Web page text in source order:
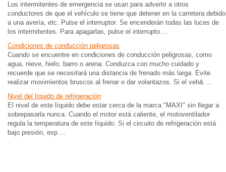
Los intermitentes de emergencia se usan para advertir a otros
conductores de que el vehículo se tiene que detener en la carretera debido
a una avería, etc. Pulse el interruptor. Se encenderán todas las luces de
los intermitentes. Para apagarlas, pulse el interrupto ...
Condiciones de conducción peligrosas
Cuando se encuentre en condiciones de conducción peligrosas, como
agua, nieve, hielo, barro o arena: Conduzca con mucho cuidado y
recuerde que se necesitará una distancia de frenado más larga. Evite
realizar movimientos bruscos al frenar o dar volantazos. Si el veh& ...
Nivel del líquido de refrigeración
El nivel de este líquido debe estar cerca de la marca "MAXI" sin llegar a
sobrepasarla nunca. Cuando el motor está caliente, el motoventilador
regula la temperatura de este líquido. Si el circuito de refrigeración está
bajo presión, esp ...